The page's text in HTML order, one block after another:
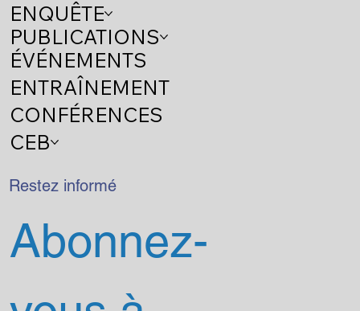
ENQUÊTE
PUBLICATIONS
ÉVÉNEMENTS
ENTRAÎNEMENT
CONFÉRENCES
CEB
Restez informé
Abonnez-